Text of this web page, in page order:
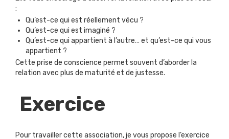
:
Qu’est-ce qui est réellement vécu ?
Qu’est-ce qui est imaginé ?
Qu’est-ce qui appartient à l’autre… et qu’est-ce qui vous
appartient ?
Cette prise de conscience permet souvent d’aborder la
relation avec plus de maturité et de justesse.
Exercice
Pour travailler cette association, je vous propose l’exercice